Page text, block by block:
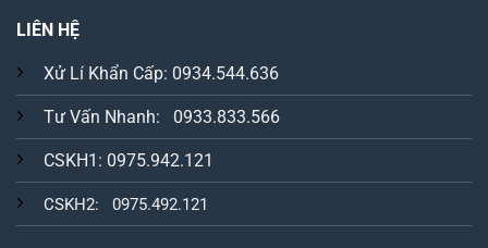
LIÊN HỆ
Xử Lí Khẩn Cấp: 0934.544.636
Tư Vấn Nhanh: 0933.833.566
CSKH1: 0975.942.121
CSKH2: 0975.492.121